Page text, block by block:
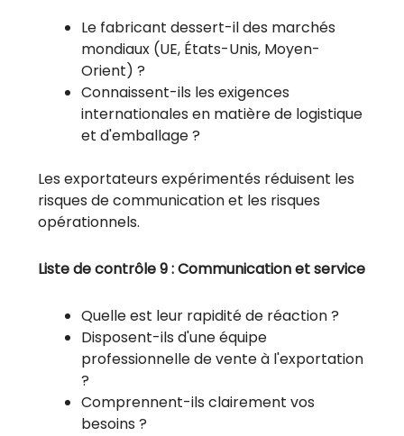
Le fabricant dessert-il des marchés
mondiaux (UE, États-Unis, Moyen-
Orient) ?
Connaissent-ils les exigences
internationales en matière de logistique
et d'emballage ?
Les exportateurs expérimentés réduisent les
risques de communication et les risques
opérationnels.
Liste de contrôle 9 : Communication et service
Quelle est leur rapidité de réaction ?
Disposent-ils d'une équipe
professionnelle de vente à l'exportation
?
Comprennent-ils clairement vos
besoins ?